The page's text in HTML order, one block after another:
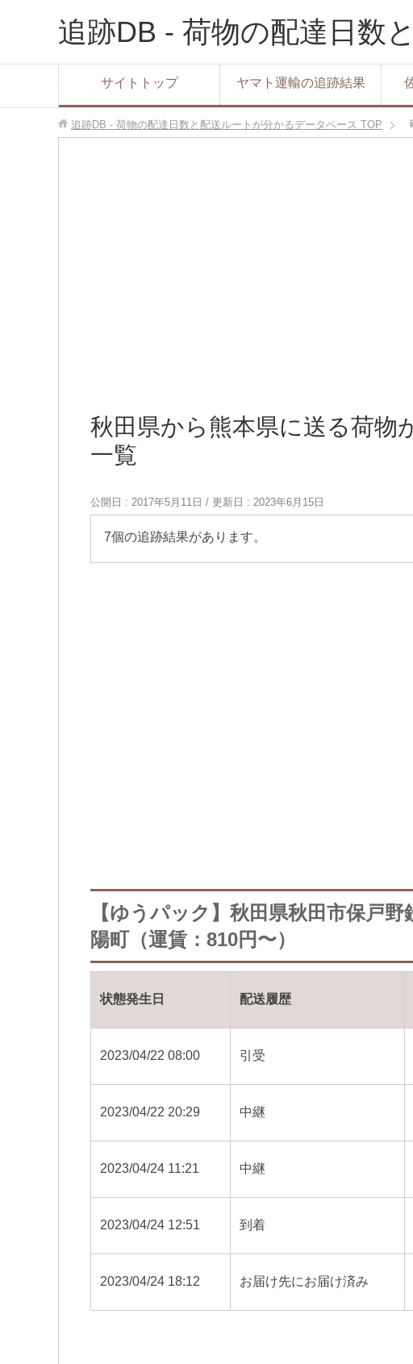
追跡DB - 荷物の配達日数
サイトトップ ヤマト運輸の追跡結果
追跡DB - 荷物の配達日数と配送ルートが分かるデータベース TOP
秋田県から熊本県に送る荷物
一覧
公開日 : 2017年5月11日 / 更新日 : 2023年6月15日
7個の追跡結果があります。
【ゆうパック】秋田県秋田市保戸
陽町（運賃：810円〜）
状態発生日 配送履歴
2023/04/22 08:00 引受
2023/04/22 20:29 中継
2023/04/24 11:21 中継
2023/04/24 12:51 到着
2023/04/24 18:12 お届け先にお届け済み